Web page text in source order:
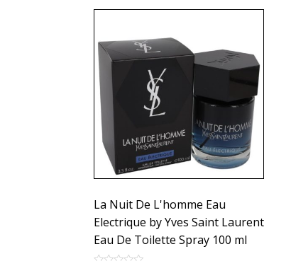
La Nuit De L'homme Eau
Electrique by Yves Saint Laurent
Eau De Toilette Spray 100 ml